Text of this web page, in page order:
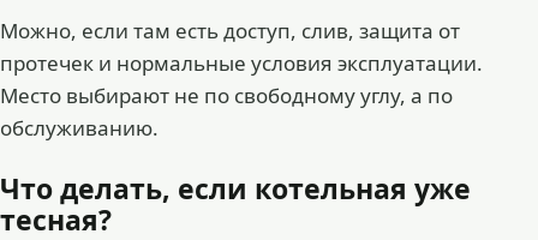
Можно, если там есть доступ, слив, защита от
протечек и нормальные условия эксплуатации.
Место выбирают не по свободному углу, а по
обслуживанию.
Что делать, если котельная уже
тесная?